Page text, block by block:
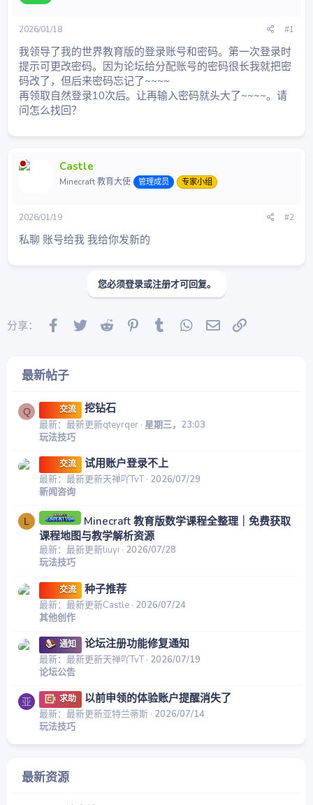
2026/01/18 #1
我领导了我的世界教育版的登录账号和密码。第一次登录时
提示可更改密码。因为论坛给分配账号的密码很长我就把密
码改了，但后来密码忘记了~~~~
再领取自然登录10次后。让再输入密码就头大了~~~~。请
问怎么找回？
Castle
Minecraft 教育大使 管理成员 专家小组
2026/01/19 #2
私聊 账号给我 我给你发新的
您必须登录或注册才可回复。
分享： Facebook
Twitter Reddit PinterestTumblr WhatsApp
邮件
最新帖子
Q 交流 挖钻石
最新：最新更新qteyrqer 星期三，23:03
玩法技巧
交流 试用账户登录不上
最新：最新更新天禅吖TvT 2026/07/29
新闻咨询
L
Minecraft 教育版数学课程全整理｜免费获取
课程地图与教学解析资源
最新：最新更新liuyi
2026/07/28
玩法技巧
交流 种子推荐
最新：最新更新Castle 2026/07/24
其他创作
通知 论坛注册功能修复通知
最新：最新更新天禅吖TvT 2026/07/19
论坛公告
亚 求助 以前申领的体验账户提醒消失了
最新：最新更新亚特兰蒂斯 2026/07/14
玩法技巧
最新资源